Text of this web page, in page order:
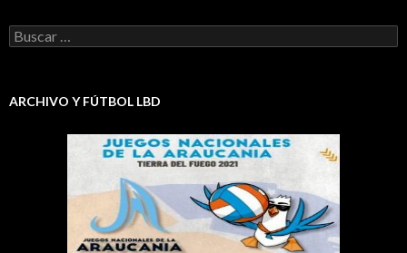
Buscar:
ARCHIVO Y FÚTBOL LBD